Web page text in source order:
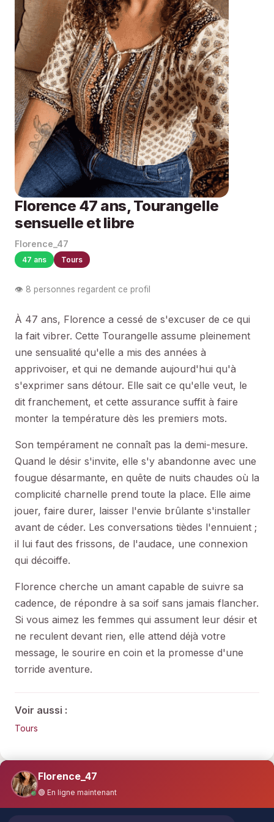
Florence 47 ans, Tourangelle
sensuelle et libre
Florence_47
47 ans Tours
👁️ 8 personnes regardent ce profil
À 47 ans, Florence a cessé de s'excuser de ce qui
la fait vibrer. Cette Tourangelle assume pleinement
une sensualité qu'elle a mis des années à
apprivoiser, et qui ne demande aujourd'hui qu'à
s'exprimer sans détour. Elle sait ce qu'elle veut, le
dit franchement, et cette assurance suffit à faire
monter la température dès les premiers mots.
Son tempérament ne connaît pas la demi-mesure.
Quand le désir s'invite, elle s'y abandonne avec une
fougue désarmante, en quête de nuits chaudes où la
complicité charnelle prend toute la place. Elle aime
jouer, faire durer, laisser l'envie brûlante s'installer
avant de céder. Les conversations tièdes l'ennuient ;
il lui faut des frissons, de l'audace, une connexion
qui décoiffe.
Florence cherche un amant capable de suivre sa
cadence, de répondre à sa soif sans jamais flancher.
Si vous aimez les femmes qui assument leur désir et
ne reculent devant rien, elle attend déjà votre
message, le sourire en coin et la promesse d'une
torride aventure.
Voir aussi :
Tours
Florence_47
🟢 En ligne maintenant